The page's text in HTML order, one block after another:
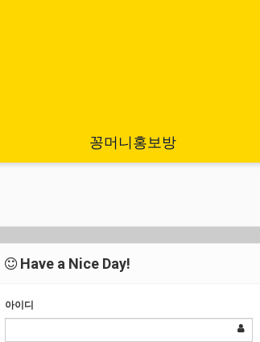
꽁머니홍보방
Have a Nice Day!
아이디